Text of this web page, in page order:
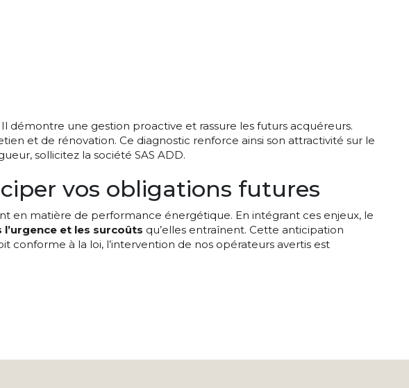
une gestion proactive et rassure les futurs acquéreurs.
et de rénovation. Ce diagnostic renforce ainsi son attractivité sur le
sollicitez la société SAS ADD.
vos obligations futures
en matière de performance énergétique. En intégrant ces enjeux, le
et les surcoûts qu’elles entraînent. Cette anticipation
conforme à la loi, l’intervention de nos opérateurs avertis est